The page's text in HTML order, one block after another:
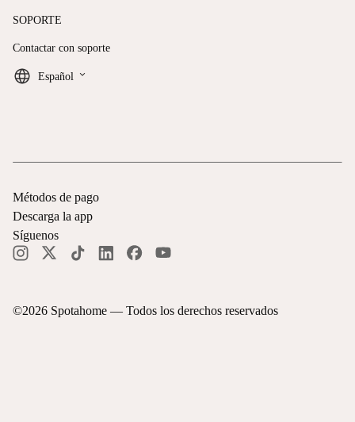
SOPORTE
Contactar con soporte
Español keyboard_arrow_down
©2026 Spotahome — Todos los derechos reservados
Métodos de pago
Descarga la app
Síguenos